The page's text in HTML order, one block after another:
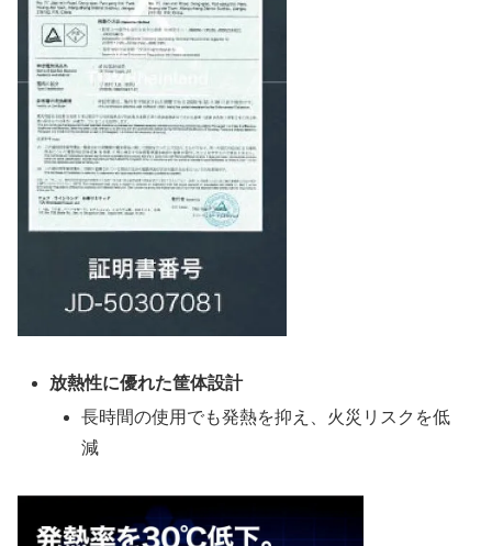
放熱性に優れた筐体設計
長時間の使用でも発熱を抑え、火災リスクを低
減